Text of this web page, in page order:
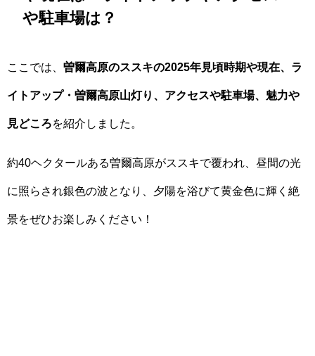
や駐車場は？
ここでは、 曽爾高原のススキの2025年見頃時期や現在、ラ
イトアップ・曽爾高原山灯り、アクセスや駐車場、魅力や
見どころを紹介しました。
約40ヘクタールある曽爾高原がススキで覆われ、昼間の光
に照らされ銀色の波となり、夕陽を浴びて黄金色に輝く絶
景をぜひお楽しみください！